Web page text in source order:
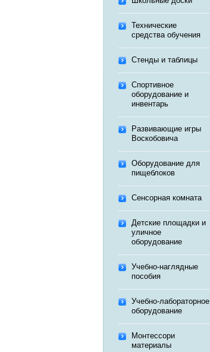
Технические
средства обучения
Стенды и таблицы
Спортивное
оборудование и
инвентарь
Развивающие игры
Воскобовича
Оборудование для
пищеблоков
Сенсорная комната
Детские площадки и
уличное
оборудование
Учебно-наглядные
пособия
Учебно-лабораторное
оборудование
Монтессори
материалы